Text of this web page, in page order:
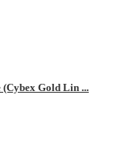
(Cybex Gold Lin ...